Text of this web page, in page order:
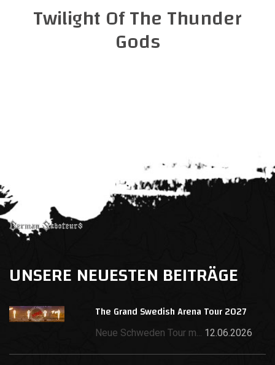
Twilight Of The Thunder
Gods
UNSERE NEUESTEN BEITRÄGE
The Grand Swedish Arena Tour 2027
Neue Schweden Tour m... 12.06.2026